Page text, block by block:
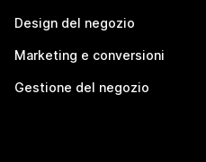
Design del negozio
Marketing e conversioni
Gestione del negozio